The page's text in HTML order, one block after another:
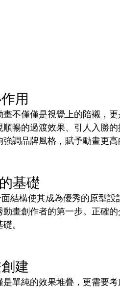
用
畫不僅僅是視覺上的陪襯，
順暢的過渡效果、引人入勝
調品牌風格，賦予動畫更高
基礎
結構使其成為優秀的原型
動畫創作者的第一步。正確
。
建
單純的效果堆疊，更需要